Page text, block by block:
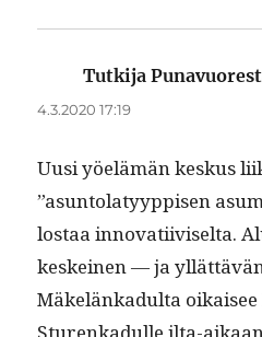
Tutkija
4.3.2020 17:19
Uusi yöelämän keskus
”asun­to­latyyp­pisen
lostaa inno­vati­iviselta.
keskeinen — ja
Mäkelänkadul­ta
Sturenkadulle ilta-